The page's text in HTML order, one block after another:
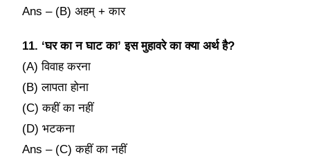
Ans – (B) अहम् + कार
11. ‘घर का न घाट का’ इस मुहावरे का क्या अर्थ है?
(A) विवाह करना
(B) लापता होना
(C) कहीं का नहीं
(D) भटकना
Ans – (C) कहीं का नहीं